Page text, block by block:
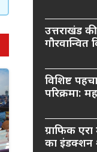
उत्तराखंड
विशिष्ट
परिक्रमा:
ग्राफिक
का